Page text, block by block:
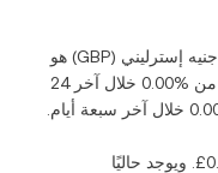
جنيه إسترليني (‏
GBP) هو
من ‏
خلال آخر 24
خلال آخر سبعة أيام.
. ويوجد حاليًا